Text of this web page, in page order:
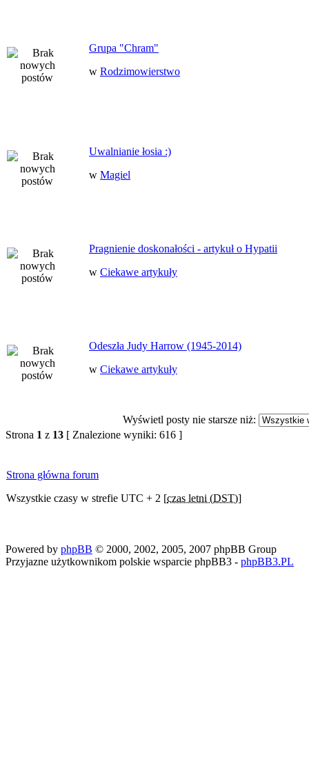
Grupa "Chram"
w Rodzimowierstwo
Uwalnianie łosia :)
w Magiel
Pragnienie doskonałości - artykuł o Hypatii
w Ciekawe artykuły
Odeszła Judy Harrow (1945-2014)
w Ciekawe artykuły
Wyświetl posty nie starsze niż:
Strona 1 z 13 [ Znalezione wyniki: 616 ]
Strona główna forum
Wszystkie czasy w strefie UTC + 2 [czas letni (DST)]
Powered by phpBB © 2000, 2002, 2005, 2007 phpBB Group
Przyjazne użytkownikom polskie wsparcie phpBB3 - phpBB3.PL